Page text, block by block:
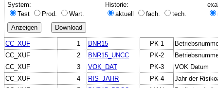
System:
Test
Prod. Wart.
Historie:
aktuell
fach. tech.
CC_XUF 1 BNR15 PK-1
CC_XUF
2 BNR15_UNCC PK-2
CC_XUF
3 VOK_DAT PK-3
VOK Datum
CC_XUF
4 RIS_JAHR PK-4
Jahr der